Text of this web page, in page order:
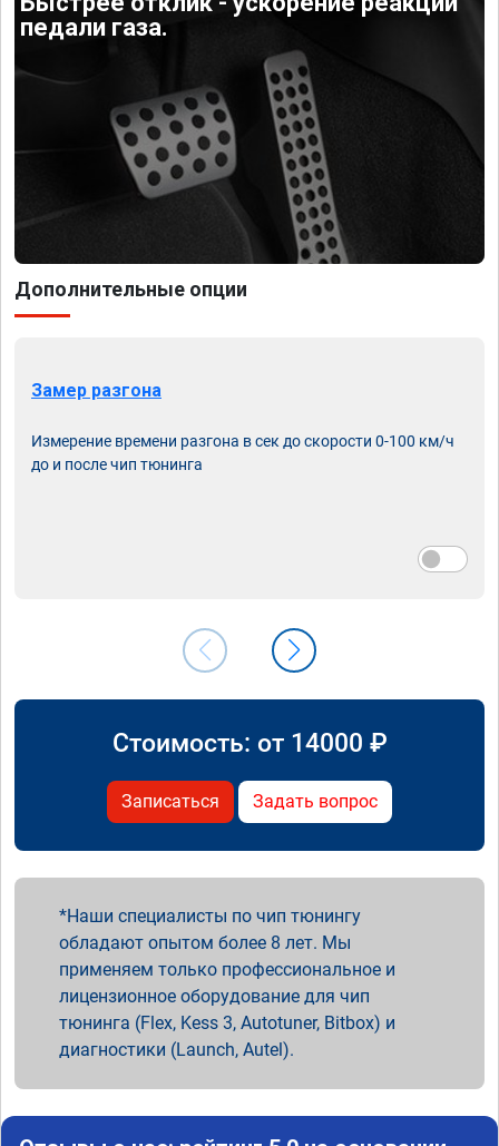
педали газа.
Дополнительные опции
Замер разгона
Измерение времени разгона в сек до скорости 0-100 км/ч
до и после чип тюнинга
Стоимость: от 14000 ₽
Записаться Задать вопрос
Наши специалисты по чип тюнингу
обладают опытом более 8 лет. Мы
применяем только профессиональное и
лицензионное оборудование для чип
тюнинга (Flex, Kess 3, Autotuner, Bitbox) и
диагностики (Launch, Autel).